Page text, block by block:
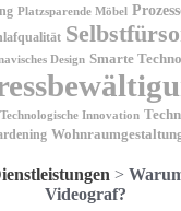
Platzsparende Möbel
Design Smarte
Technologische Innovation
>
Videograf?